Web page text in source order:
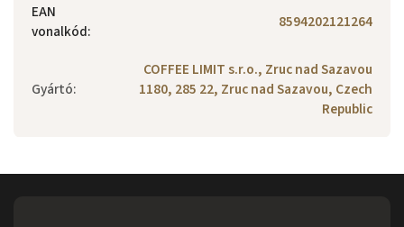
EAN
vonalkód: 8594202121264
Gyártó:
COFFEE LIMIT s.r.o., Zruc nad Sazavou
1180, 285 22, Zruc nad Sazavou, Czech
Republic